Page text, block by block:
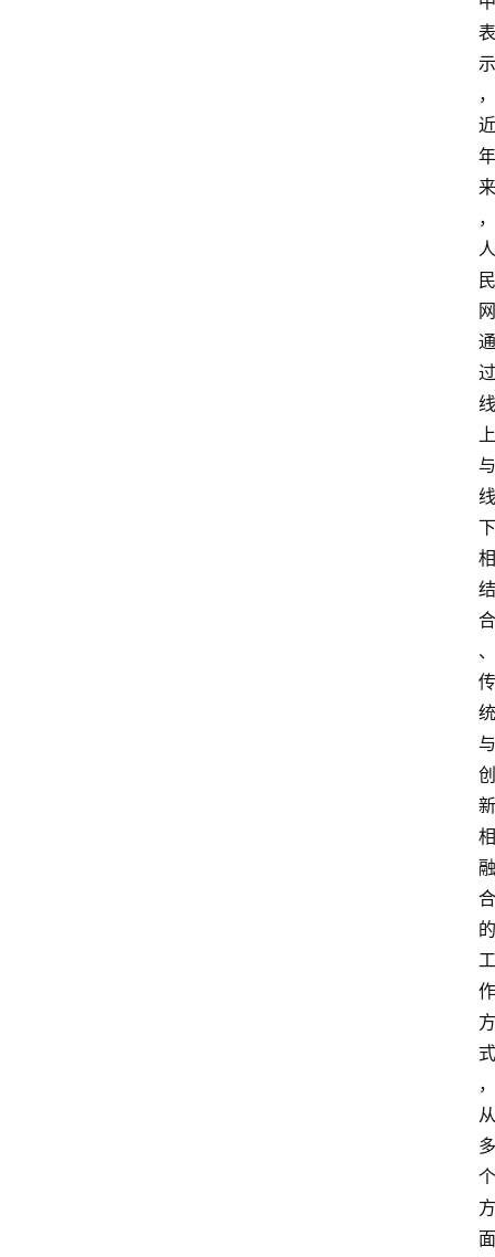
表
示
，
近
年
来
，
人
民
网
通
过
线
上
与
线
下
相
结
合
、
传
统
与
创
新
相
融
合
的
工
作
方
式
，
从
多
个
方
面